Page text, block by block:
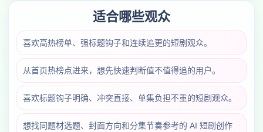
适合哪些观众
喜欢高热榜单、强标题钩子和连续追更的短剧观众。
从首页热榜点进来，想先快速判断值不值得追的用户。
喜欢标题钩子明确、冲突直接、单集负担不重的短剧观众。
想找同题材选题、封面方向和分集节奏参考的 AI 短剧创作